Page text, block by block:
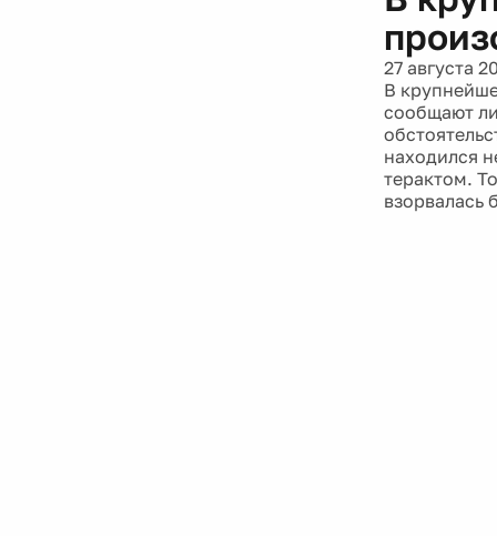
27 августа
В
сообщают
находился
терактом.
взорвалась